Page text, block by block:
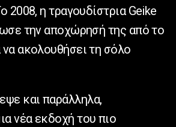
2008, η τραγουδίστρια Geike
την αποχώρησή της από το
ακολουθήσει τη σόλο
και παράλληλα,
νέα εκδοχή του πιο